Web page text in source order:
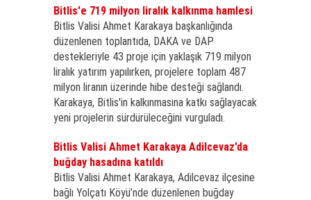
Bitlis'e 719 milyon liralık kalkınma hamlesi
Bitlis Valisi Ahmet Karakaya başkanlığında
düzenlenen toplantıda, DAKA ve DAP
destekleriyle 43 proje için yaklaşık 719 milyon
liralık yatırım yapılırken, projelere toplam 487
milyon liranın üzerinde hibe desteği sağlandı.
Karakaya, Bitlis'in kalkınmasına katkı sağlayacak
yeni projelerin sürdürüleceğini vurguladı.
Bitlis Valisi Ahmet Karakaya Adilcevaz’da
buğday hasadına katıldı
Bitlis Valisi Ahmet Karakaya, Adilcevaz ilçesine
bağlı Yolçatı Köyü’nde düzenlenen buğday